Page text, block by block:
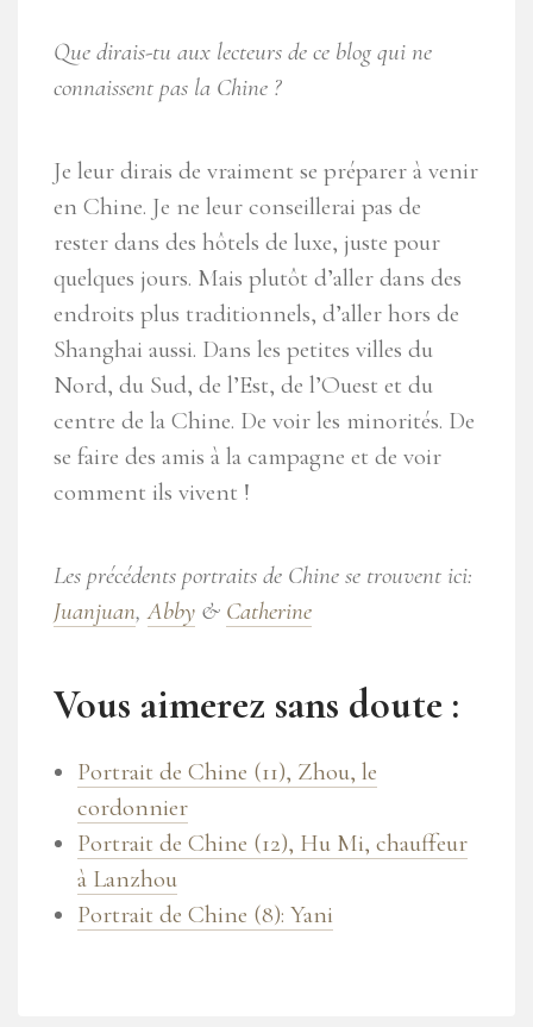
Que dirais-tu aux lecteurs de ce blog qui ne
connaissent pas la Chine ?
Je leur dirais de vraiment se préparer à venir
en Chine. Je ne leur conseillerai pas de
rester dans des hôtels de luxe, juste pour
quelques jours. Mais plutôt d’aller dans des
endroits plus traditionnels, d’aller hors de
Shanghai aussi. Dans les petites villes du
Nord, du Sud, de l’Est, de l’Ouest et du
centre de la Chine. De voir les minorités. De
se faire des amis à la campagne et de voir
comment ils vivent !
Les précédents portraits de Chine se trouvent ici:
Juanjuan,Abby & Catherine
Vous aimerez sans doute :
Portrait de Chine (11), Zhou, le
cordonnier
Portrait de Chine (12), Hu Mi, chauffeur
à Lanzhou
Portrait de Chine (8): Yani